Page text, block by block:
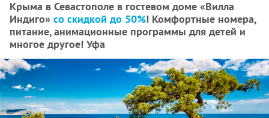
Крыма в Севастополе в гостевом доме «Вилла
Индиго» со скидкой до 50%! Комфортные номера,
питание, анимационные программы для детей и
многое другое! Уфа